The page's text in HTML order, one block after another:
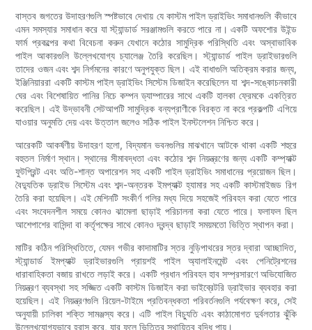
বাস্তব জগতের উদাহরণগুলি স্পষ্টভাবে দেখায় যে কাস্টম পাইল ড্রাইভিং সমাধানগুলি কীভাবে
এমন সমস্যার সমাধান করে যা স্ট্যান্ডার্ড সরঞ্জামগুলি করতে পারে না। একটি অফশোর উইন্ড
ফার্ম প্রকল্পের কথা বিবেচনা করুন যেখানে কঠোর সামুদ্রিক পরিস্থিতি এবং অস্বাভাবিক
পাইল আকারগুলি উল্লেখযোগ্য চ্যালেঞ্জ তৈরি করেছিল। স্ট্যান্ডার্ড পাইল ড্রাইভারগুলি
তাদের ওজন এবং শব্দ নির্গমনের কারণে অনুপযুক্ত ছিল। এই বাধাগুলি অতিক্রম করার জন্য,
ইঞ্জিনিয়াররা একটি কাস্টম পাইল ড্রাইভিং সিস্টেম ডিজাইন করেছিলেন যা শব্দ-সঙ্কোচনকারী
ঘের এবং বিশেষায়িত পানির নিচে কম্পন ড্যাম্পারের সাথে একটি হালকা ফ্রেমকে একত্রিত
করেছিল। এই উদ্ভাবনী সেটআপটি সামুদ্রিক বন্যপ্রাণীকে বিরক্ত না করে প্রকল্পটি এগিয়ে
যাওয়ার অনুমতি দেয় এবং উত্তাল জলেও সঠিক পাইল ইনস্টলেশন নিশ্চিত করে।
আরেকটি আকর্ষণীয় উদাহরণ হলো, বিদ্যমান ভবনগুলির মাঝখানে আটকে থাকা একটি শহুরে
বহুতল নির্মাণ স্থান। স্থানের সীমাবদ্ধতা এবং কঠোর শব্দ নিয়ন্ত্রণের জন্য একটি কম্প্যাক্ট
ফুটপ্রিন্ট এবং অতি-শান্ত অপারেশন সহ একটি পাইল ড্রাইভিং সমাধানের প্রয়োজন ছিল।
বৈদ্যুতিক ড্রাইভ সিস্টেম এবং শব্দ-অন্তরক ইমপ্যাক্ট হ্যামার সহ একটি কাস্টমাইজড রিগ
তৈরি করা হয়েছিল। এই মেশিনটি সংকীর্ণ গলির মধ্য দিয়ে সহজেই পরিবহন করা যেতে পারে
এবং সংবেদনশীল সময়ে কোনও ঝামেলা ছাড়াই পরিচালনা করা যেতে পারে। ফলাফল ছিল
আশেপাশের বাসিন্দা বা কর্তৃপক্ষের সাথে কোনও দ্বন্দ্ব ছাড়াই সময়মতো ভিত্তি স্থাপন করা।
মাটির কঠিন পরিস্থিতিতে, যেমন গভীর কাদামাটির স্তর নুড়িপাথরের স্তর দ্বারা আচ্ছাদিত,
স্ট্যান্ডার্ড ইমপ্যাক্ট ড্রাইভারগুলি প্রায়শই পাইল অ্যালাইনমেন্ট এবং পেনিট্রেশনের
ধারাবাহিকতা বজায় রাখতে লড়াই করে। একটি প্রধান পরিবহন হাব সম্প্রসারণে অভিযোজিত
নিয়ন্ত্রণ ব্যবস্থা সহ সজ্জিত একটি কাস্টম ডিজাইন করা ভাইব্রেটরি ড্রাইভার ব্যবহার করা
হয়েছিল। এই নিয়ন্ত্রণগুলি রিয়েল-টাইমে প্রতিবন্ধকতা পরিবর্তনগুলি পর্যবেক্ষণ করে, সেই
অনুযায়ী চালিকা শক্তি সামঞ্জস্য করে। এটি পাইল বিচ্যুতি এবং কাঠামোগত দুর্বলতার ঝুঁকি
উল্লেখযোগ্যভাবে হ্রাস করে, যার ফলে ভিত্তির স্থায়িত্ব বৃদ্ধি পায়।